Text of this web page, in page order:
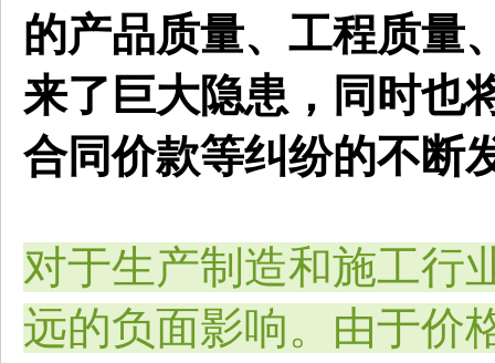
的产品质量、工程质量
来了巨大隐患，同时也
合同价款等纠纷的不断
对于生产制造和施工行
远的负面影响。由于价